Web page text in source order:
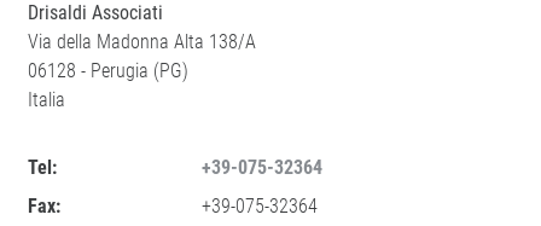
Drisaldi Associati
Via della Madonna Alta 138/A
06128 - Perugia (PG)
Italia
Tel:
+39-075-32364
Fax:
+39-075-32364